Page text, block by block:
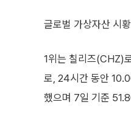
글로벌 가상자산 시
1위는 칠리즈(CHZ)
로, 24시간 동안
했으며 7일 기준